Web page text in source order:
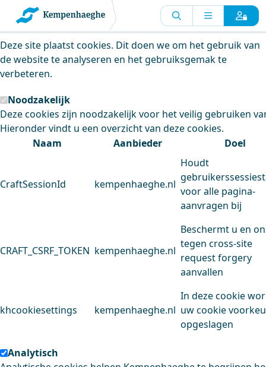
Kempenhaeghe maakt gebruik van
cookies
Deze site plaatst cookies. Dit doen we om het gebruik van
de website te analyseren en het gebruiksgemak te
verbeteren.
Noodzakelijk
Deze cookies zijn noodzakelijk voor het veilig gebruiken
Hieronder vindt u een overzicht van deze cookies.
Naam
Aanbieder Doel
CraftSessionId kempenhaeghe.nl
Houdt
voor alle pagina-
aanvragen bij
CRAFT_CSRF_TOKEN kempenhaeghe.nl
Beschermt u en
tegen cross-site
request forgery
aanvallen
khcookiesettings kempenhaeghe.nl
In deze cookie
uw cookie
opgeslagen
Analytisch